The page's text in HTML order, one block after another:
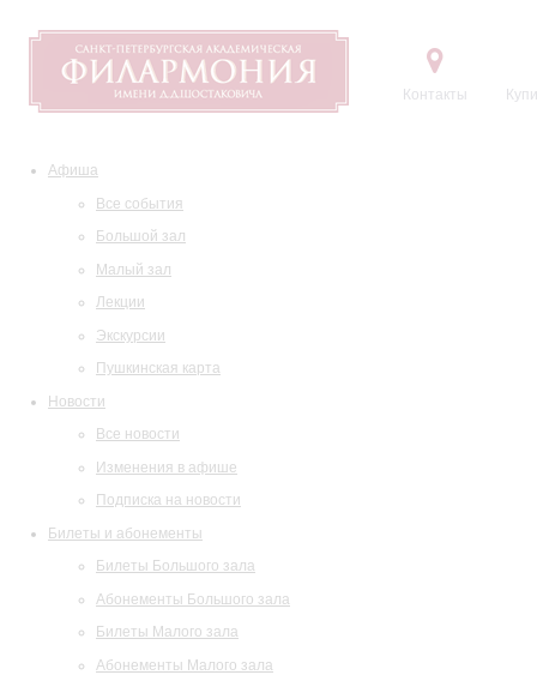
Контакты
Афиша
Все события
Большой зал
Малый зал
Лекции
Экскурсии
Пушкинская карта
Новости
Все новости
Изменения в афише
Подписка на новости
Билеты и абонементы
Билеты Большого зала
Абонементы Большого зала
Билеты Малого зала
Абонементы Малого зала